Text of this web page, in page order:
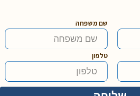
שם משפחה
טלפון